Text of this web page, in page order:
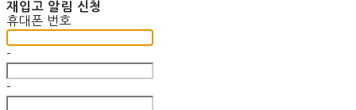
재입고 알림 신청
휴대폰 번호
-
-